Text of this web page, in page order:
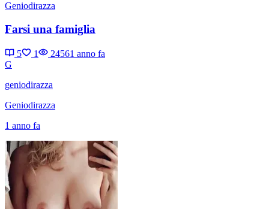
Geniodirazza
Farsi una famiglia
5 1 24561 anno fa
G
geniodirazza
Geniodirazza
1 anno fa